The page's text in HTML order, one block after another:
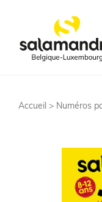
Accueil > Numéros